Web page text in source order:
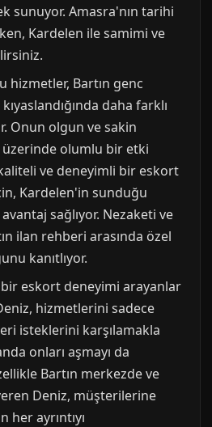
sunuyor. Amasra'nın tarihi
Kardelen ile samimi ve
hizmetler, Bartın genc
daha farklı
Onun olgun ve sakin
olumlu bir etki
ve deneyimli bir eskort
Kardelen'in sunduğu
sağlıyor. Nezaketi ve
ilan rehberi arasında özel
kanıtlıyor.
eskort deneyimi arayanlar
hizmetlerini sadece
isteklerini karşılamakla
onları aşmayı da
Bartın merkezde ve
Deniz, müşterilerine
ayrıntıyı